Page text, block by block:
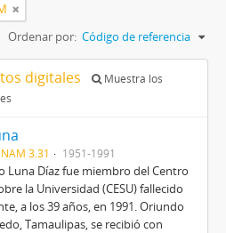
Ordenar por: Código de referencia
digitales
Muestra los
3.31 1951-1991
Luna Díaz fue miembro del Centro
la Universidad (CESU) fallecido
a los 39 años, en 1991. Oriundo
Tamaulipas, se recibió con